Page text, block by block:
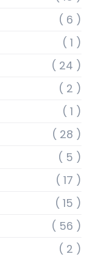
( 6 )
( 1 )
( 24 )
( 2 )
( 1 )
( 28 )
( 5 )
( 17 )
( 15 )
( 56 )
( 2 )